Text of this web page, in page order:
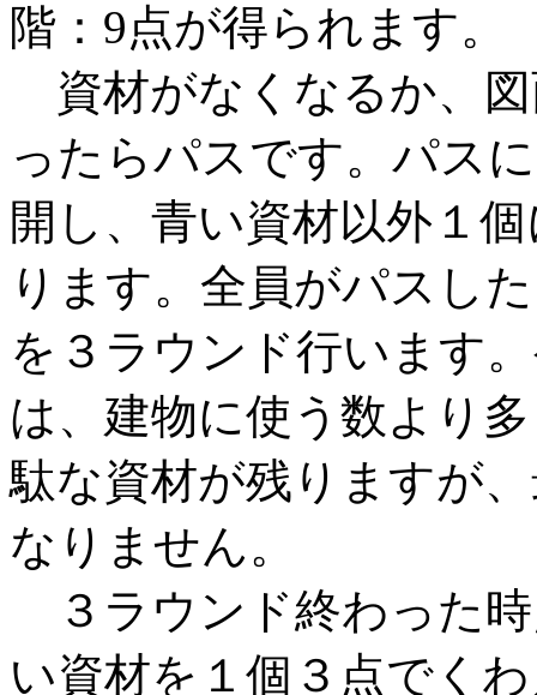
階：9点が得られます。
資材がなくなるか、
ったらパスです。パス
開し、青い資材以外１
ります。全員がパスし
を３ラウンド行います
は、建物に使う数より
駄な資材が残りますが
なりません。
３ラウンド終わった
い資材を１個３点でく